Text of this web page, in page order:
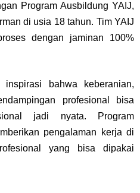
Program Ausbildung YAIJ,
di usia 18 tahun. Tim YAIJ
dengan jaminan 100%
bahwa keberanian,
profesional bisa
jadi nyata. Program
pengalaman kerja di
yang bisa dipakai